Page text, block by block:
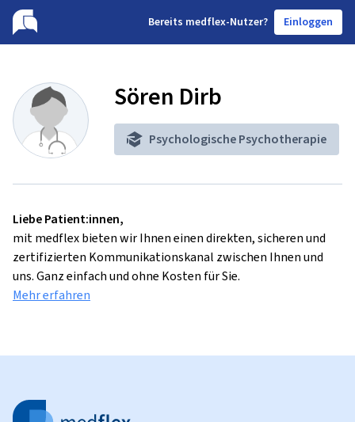
Bereits medflex-Nutzer? Einloggen
Sören Dirb
Psychologische Psychotherapie
Liebe Patient:innen,
mit medflex bieten wir Ihnen einen direkten, sicheren und
zertifizierten Kommunikationskanal zwischen Ihnen und
uns. Ganz einfach und ohne Kosten für Sie.
Mehr erfahren